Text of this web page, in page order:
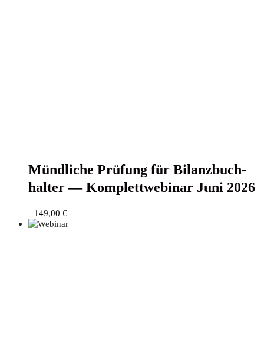
Münd­li­che Prü­fung für Bilanz­buch­
hal­ter — Kom­plett­web­i­nar Juni 2026
149,00 €